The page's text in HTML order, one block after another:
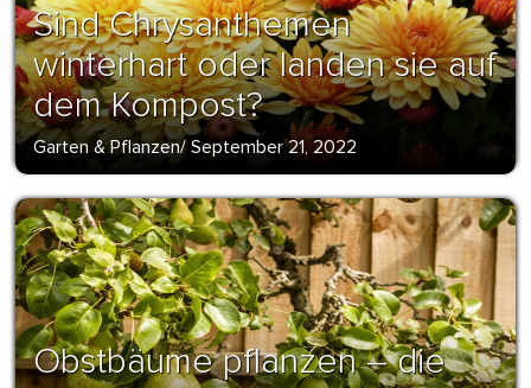
Sind Chrysanthemen
winterhart oder landen sie auf
dem Kompost?
Garten & Pflanzen/ September 21, 2022
Obstbäume pflanzen – die